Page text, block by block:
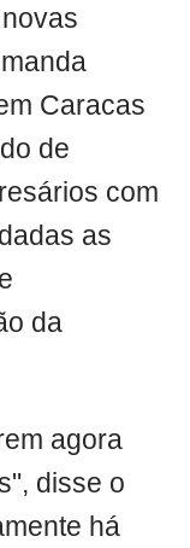
Caracas
de
com
as
da
agora
disse o
há